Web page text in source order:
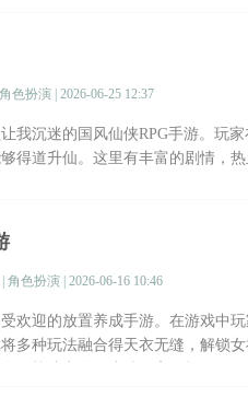
色扮演 | 2026-06-25 12:37
我沉迷的国风仙侠RPG手游。玩
得道升仙。这里有丰富的剧情，
角色扮演 | 2026-06-16 10:46
欢迎的放置养成手游。在游戏中
多种玩法融合得天衣无缝，解锁